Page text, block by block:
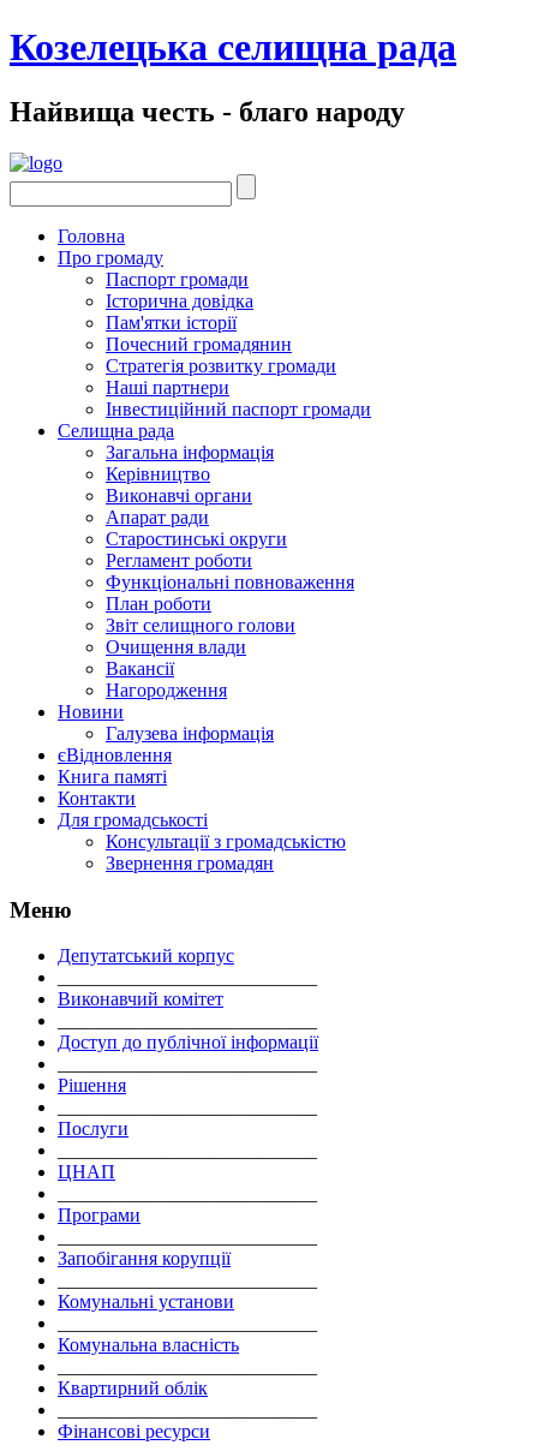
Козелецька селищна рада
Найвища честь - благо народу
Головна
Про громаду
Паспорт громади
Історична довідка
Пам'ятки історії
Почесний громадянин
Стратегія розвитку громади
Наші партнери
Інвестиційний паспорт громади
Селищна рада
Загальна інформація
Керівництво
Виконавчі органи
Апарат ради
Старостинські округи
Регламент роботи
Функціональні повноваження
План роботи
Звіт селищного голови
Очищення влади
Вакансії
Нагородження
Новини
Галузева інформація
єВідновлення
Книга памяті
Контакти
Для громадськості
Консультації з громадськістю
Звернення громадян
Меню
Депутатський корпус
Виконавчий комітет
Доступ до публічної інформації
Рішення
Послуги
ЦНАП
Програми
Запобігання корупції
Комунальні установи
Комунальна власність
Квартирний облік
Фінансові ресурси